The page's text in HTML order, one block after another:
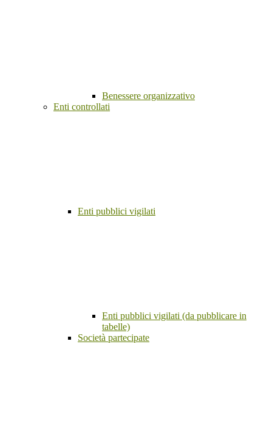
Benessere organizzativo
Enti controllati
Enti pubblici vigilati
Enti pubblici vigilati (da pubblicare in
tabelle)
Società partecipate